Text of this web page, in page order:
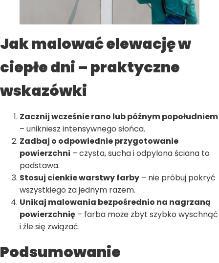
Jak malować elewację w
ciepłe dni – praktyczne
wskazówki
Zacznij wcześnie rano lub późnym popołudniem
– unikniesz intensywnego słońca.
Zadbaj o odpowiednie przygotowanie
powierzchni – czysta, sucha i odpylona ściana to
podstawa.
Stosuj cienkie warstwy farby – nie próbuj pokryć
wszystkiego za jednym razem.
Unikaj malowania bezpośrednio na nagrzaną
powierzchnię – farba może zbyt szybko wyschnąć
i źle się związać.
Podsumowanie